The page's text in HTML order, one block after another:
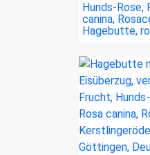
Hunds-Rose,
canina,
Hagebutte,